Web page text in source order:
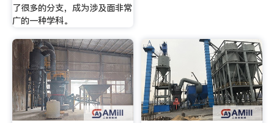
了很多的分支，成为涉及面非常
广的一种学科。